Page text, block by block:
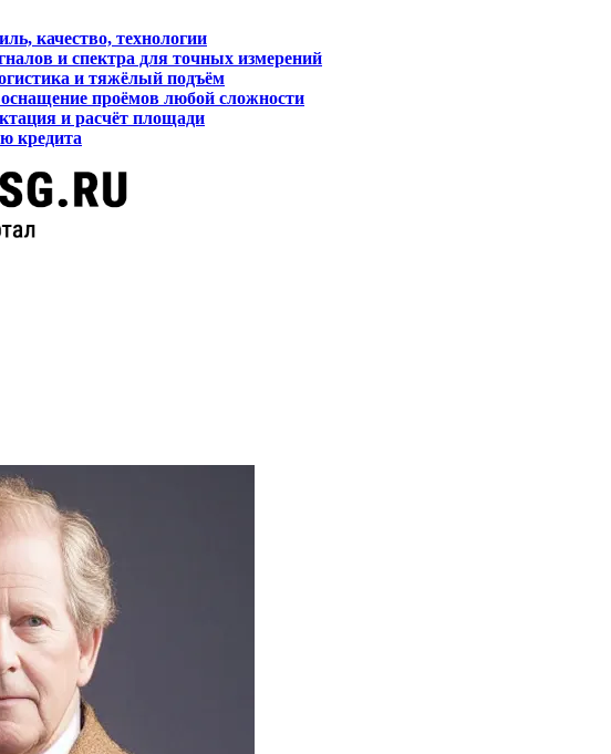
качество, технологии
и спектра для точных измерений
и тяжёлый подъём
проёмов любой сложности
и расчёт площади
кредита